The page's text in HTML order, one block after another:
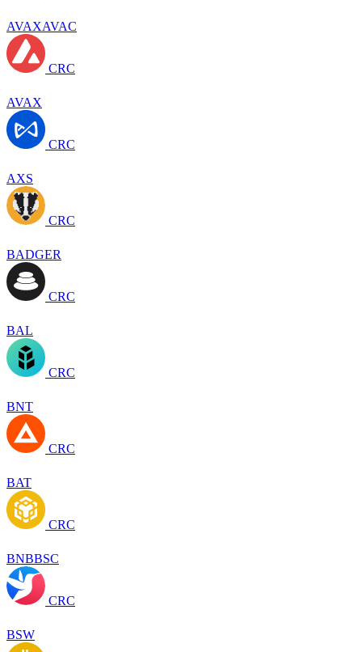
AVAXAVAC
CRC
AVAX
CRC
AXS
CRC
BADGER
CRC
BAL
CRC
BNT
CRC
BAT
CRC
BNBBSC
CRC
BSW